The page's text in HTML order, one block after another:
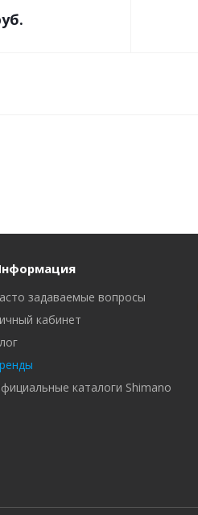
задаваемые вопросы
кабинет
каталоги Shimano